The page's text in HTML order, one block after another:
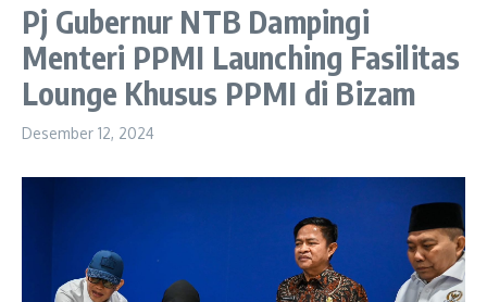
Pj Gubernur NTB Dampingi
Menteri PPMI Launching Fasilitas
Lounge Khusus PPMI di Bizam
Desember 12, 2024